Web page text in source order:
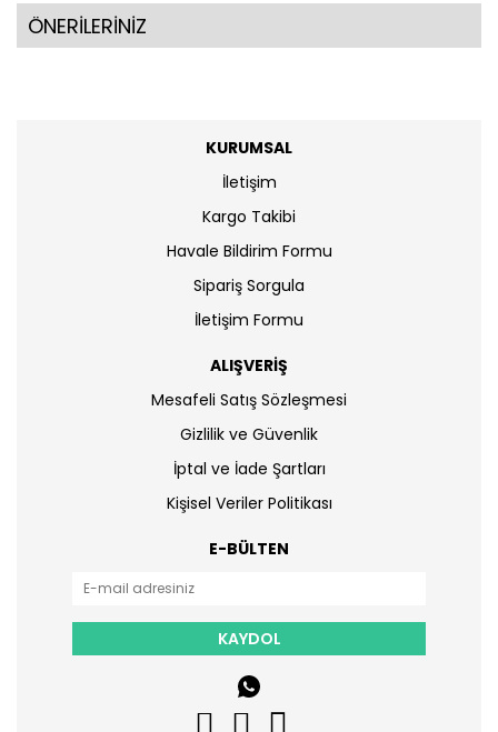
ÖNERİLERİNİZ
KURUMSAL
İletişim
Kargo Takibi
Havale Bildirim Formu
Sipariş Sorgula
İletişim Formu
ALIŞVERİŞ
Mesafeli Satış Sözleşmesi
Gizlilik ve Güvenlik
İptal ve İade Şartları
Kişisel Veriler Politikası
E-BÜLTEN
KAYDOL